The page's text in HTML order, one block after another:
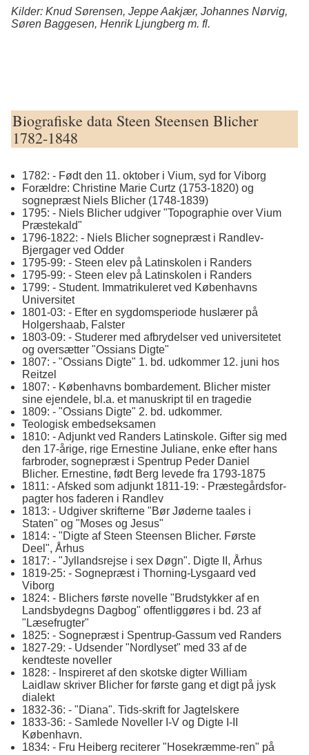
Kilder: Knud Sørensen, Jeppe Aakjær, Johannes Nørvig,
Søren Baggesen, Henrik Ljungberg m. fl.
Biografiske data Steen Steensen Blicher
1782-1848
1782: - Født den 11. oktober i Vium, syd for Viborg
Forældre: Christine Marie Curtz (1753-1820) og
sognepræst Niels Blicher (1748-1839)
1795: - Niels Blicher udgiver "Topographie over Vium
Præstekald"
1796-1822: - Niels Blicher sognepræst i Randlev-
Bjergager ved Odder
1795-99: - Steen elev på Latinskolen i Randers
1795-99: - Steen elev på Latinskolen i Randers
1799: - Student. Immatrikuleret ved Københavns
Universitet
1801-03: - Efter en sygdomsperiode huslærer på
Holgershaab, Falster
1803-09: - Studerer med afbrydelser ved universitetet
og oversætter "Ossians Digte"
1807: - "Ossians Digte" 1. bd. udkommer 12. juni hos
Reitzel
1807: - Københavns bombardement. Blicher mister
sine ejendele, bl.a. et manuskript til en tragedie
1809: - "Ossians Digte" 2. bd. udkommer.
Teologisk embedseksamen
1810: - Adjunkt ved Randers Latinskole. Gifter sig med
den 17-årige, rige Ernestine Juliane, enke efter hans
farbroder, sognepræst i Spentrup Peder Daniel
Blicher. Ernestine, født Berg levede fra 1793-1875
1811: - Afsked som adjunkt 1811-19: - Præstegårdsfor-
pagter hos faderen i Randlev
1813: - Udgiver skrifterne "Bør Jøderne taales i
Staten" og "Moses og Jesus"
1814: - "Digte af Steen Steensen Blicher. Første
Deel", Århus
1817: - "Jyllandsrejse i sex Døgn". Digte II, Århus
1819-25: - Sognepræst i Thorning-Lysgaard ved
Viborg
1824: - Blichers første novelle "Brudstykker af en
Landsbydegns Dagbog" offentliggøres i bd. 23 af
"Læsefrugter"
1825: - Sognepræst i Spentrup-Gassum ved Randers
1827-29: - Udsender "Nordlyset" med 33 af de
kendteste noveller
1828: - Inspireret af den skotske digter William
Laidlaw skriver Blicher for første gang et digt på jysk
dialekt
1832-36: - "Diana". Tids-skrift for Jagtelskere
1833-36: - Samlede Noveller I-V og Digte I-II
København.
1834: - Fru Heiberg reciterer "Hosekræmme-ren" på